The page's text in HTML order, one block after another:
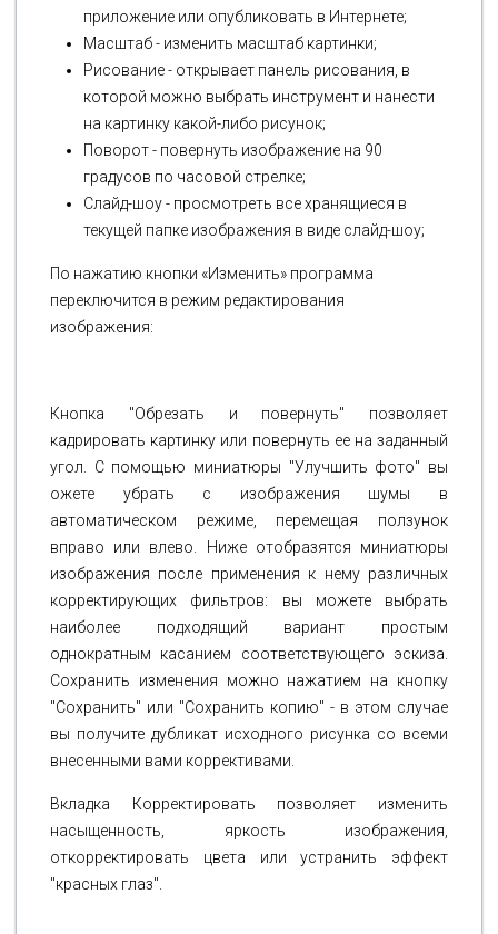
приложение или опубликовать в Интернете;
Масштаб - изменить масштаб картинки;
Рисование - открывает панель рисования, в
которой можно выбрать инструмент и нанести
на картинку какой-либо рисунок;
Поворот - повернуть изображение на 90
градусов по часовой стрелке;
Слайд-шоу - просмотреть все хранящиеся в
текущей папке изображения в виде слайд-шоу;
По нажатию кнопки «Изменить» программа
переключится в режим редактирования
изображения:
Кнопка "Обрезать и повернуть" позволяет
кадрировать картинку или повернуть ее на заданный
угол. С помощью миниатюры "Улучшить фото" вы
ожете убрать с изображения шумы в
автоматическом режиме, перемещая ползунок
вправо или влево. Ниже отобразятся миниатюры
изображения после применения к нему различных
корректирующих фильтров: вы можете выбрать
наиболее подходящий вариант простым
однократным касанием соответствующего эскиза.
Сохранить изменения можно нажатием на кнопку
"Сохранить" или "Сохранить копию" - в этом случае
вы получите дубликат исходного рисунка со всеми
внесенными вами коррективами.
Вкладка Корректировать позволяет изменить
насыщенность, яркость изображения,
откорректировать цвета или устранить эффект
"красных глаз".